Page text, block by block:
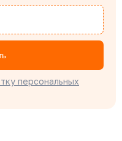
персональных